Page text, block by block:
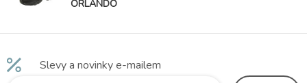
ORLANDO
Slevy a novinky e-mailem